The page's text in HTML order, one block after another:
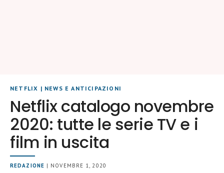
NETFLIX | NEWS E ANTICIPAZIONI
Netflix catalogo novembre
2020: tutte le serie TV e i
film in uscita
REDAZIONE | NOVEMBRE 1, 2020